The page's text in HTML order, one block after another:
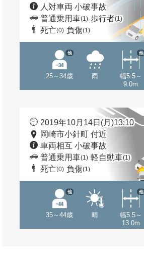
人対車両 小破事故
普通乗用車(1) 歩行者(1)
死亡(0) 負傷(1)
25～34歳
他
雨
幅5.5～
9.0m
他
2019年10月14日(月)13:10
岡崎市小針町 付近
車両相互 小破事故
普通乗用車(1) 軽自動車(1)
死亡(0) 負傷(1)
35～44歳
他
晴
幅5.5～
13.0m
他